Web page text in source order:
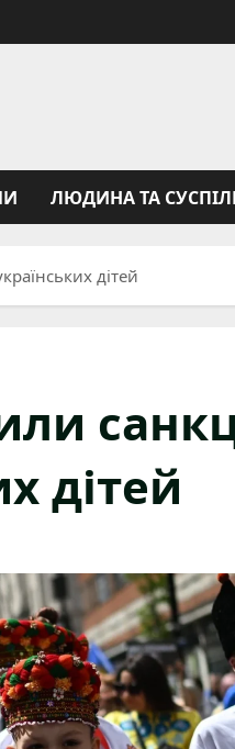
ЛЮДИНА ТА
дітей
дітей